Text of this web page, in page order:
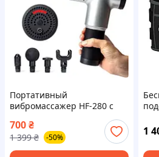
Портативный
вибромассажер HF-280 с
комплектом из 4 сменных
насадок, устройство для
массажа шеи, плечевого
пояса и спины
700₴
1 399 ₴ -50% 1